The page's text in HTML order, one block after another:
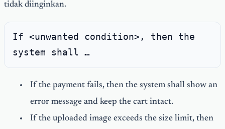
tidak diinginkan.
If <unwanted condition>, then the
system shall …
If the payment fails, then the system shall show an
error message and keep the cart intact.
If the uploaded image exceeds the size limit, then